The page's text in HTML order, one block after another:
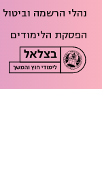
נהלי הרשמה וביטול
הפסקת הלימודים